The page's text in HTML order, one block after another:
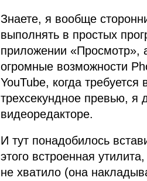
Знаете, я вообще
выполнять в простых
приложении «Просмотр»,
огромные возможности
YouTube, когда
трехсекундное превью, я
видеоредакторе.
И тут понадобилось
этого встроенная
не хватило (она